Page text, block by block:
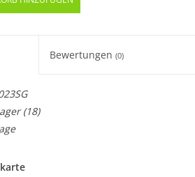
Bewertungen (0)
(18)